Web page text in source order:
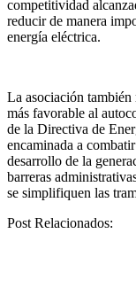
competitividad
reducir de manera
energía eléctrica.
La asociación
más favorable al
de la Directiva de
encaminada a
desarrollo de la
barreras
se simplifiquen las
Post Relacionados: